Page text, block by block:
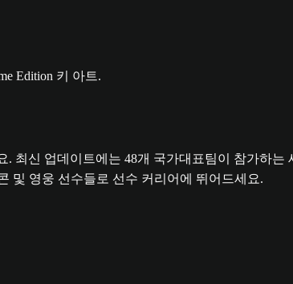
. 최신 업데이트에는 48개 국가대표팀이 참가하
및 영웅 선수들로 선수 커리어에 뛰어드세요.